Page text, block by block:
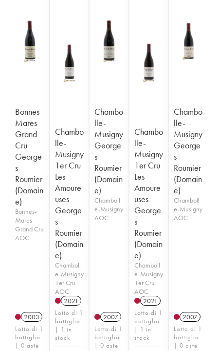
Bonnes-
Mares
Grand
Cru
George
s
Roumier
(Domain
e)
Bonnes-
Mares
Grand Cru
AOC
2003
Lotto di 1
bottiglia
| 0 aste
Chambo
lle-
Musigny
1er Cru
Les
Amoure
uses
George
s
Roumier
(Domain
e)
Chamboll
e-Musigny
1er Cru
AOC
2021
Lotto di 1
bottiglia
| 1 in
stock
Chambo
lle-
Musigny
George
s
Roumier
(Domain
e)
Chamboll
e-Musigny
AOC
2007
Lotto di 1
bottiglia
| 0 aste
Chambo
lle-
Musigny
1er Cru
Les
Amoure
uses
George
s
Roumier
(Domain
e)
Chamboll
e-Musigny
1er Cru
AOC
2021
Lotto di 1
bottiglia
| 1 in
stock
Chambo
lle-
Musigny
George
s
Roumier
(Domain
e)
Chamboll
e-Musigny
AOC
2007
Lotto di 1
bottiglia
| 0 aste